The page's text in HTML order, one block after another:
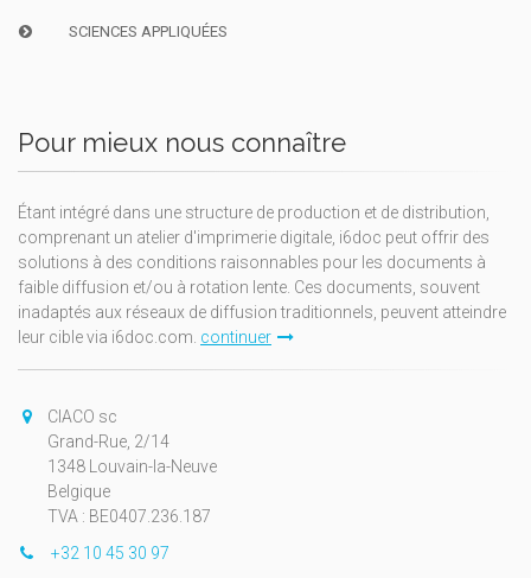
SCIENCES APPLIQUÉES
Pour mieux nous connaître
Étant intégré dans une structure de production et de distribution,
comprenant un atelier d'imprimerie digitale, i6doc peut offrir des
solutions à des conditions raisonnables pour les documents à
faible diffusion et/ou à rotation lente. Ces documents, souvent
inadaptés aux réseaux de diffusion traditionnels, peuvent atteindre
leur cible via i6doc.com. continuer
CIACO sc
Grand-Rue, 2/14
1348 Louvain-la-Neuve
Belgique
TVA : BE0407.236.187
+32 10 45 30 97